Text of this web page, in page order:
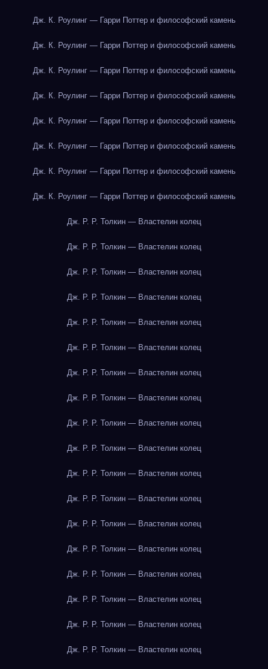
Дж. К. Роулинг — Гарри Поттер и философский камень
Дж. К. Роулинг — Гарри Поттер и философский камень
Дж. К. Роулинг — Гарри Поттер и философский камень
Дж. К. Роулинг — Гарри Поттер и философский камень
Дж. К. Роулинг — Гарри Поттер и философский камень
Дж. К. Роулинг — Гарри Поттер и философский камень
Дж. К. Роулинг — Гарри Поттер и философский камень
Дж. К. Роулинг — Гарри Поттер и философский камень
Дж. Р. Р. Толкин — Властелин колец
Дж. Р. Р. Толкин — Властелин колец
Дж. Р. Р. Толкин — Властелин колец
Дж. Р. Р. Толкин — Властелин колец
Дж. Р. Р. Толкин — Властелин колец
Дж. Р. Р. Толкин — Властелин колец
Дж. Р. Р. Толкин — Властелин колец
Дж. Р. Р. Толкин — Властелин колец
Дж. Р. Р. Толкин — Властелин колец
Дж. Р. Р. Толкин — Властелин колец
Дж. Р. Р. Толкин — Властелин колец
Дж. Р. Р. Толкин — Властелин колец
Дж. Р. Р. Толкин — Властелин колец
Дж. Р. Р. Толкин — Властелин колец
Дж. Р. Р. Толкин — Властелин колец
Дж. Р. Р. Толкин — Властелин колец
Дж. Р. Р. Толкин — Властелин колец
Дж. Р. Р. Толкин — Властелин колец